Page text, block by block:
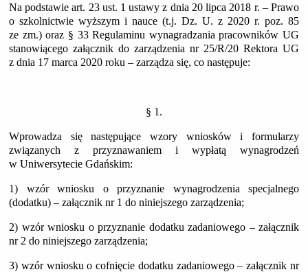
Na podstawie art. 23 ust. 1 ustawy z dnia 20 lipca 2018 r. – Prawo
o szkolnictwie wyższym i nauce (t.j. Dz. U. z 2020 r. poz. 85
ze zm.) oraz § 33 Regulaminu wynagradzania pracowników UG
stanowiącego załącznik do zarządzenia nr 25/R/20 Rektora UG
z dnia 17 marca 2020 roku – zarządza się, co następuje:
§ 1.
Wprowadza się następujące wzory wniosków i formularzy
związanych z przyznawaniem i wypłatą wynagrodzeń
w Uniwersytecie Gdańskim:
1) wzór wniosku o przyznanie wynagrodzenia specjalnego
(dodatku) – załącznik nr 1 do niniejszego zarządzenia;
2) wzór wniosku o przyznanie dodatku zadaniowego – załącznik
nr 2 do niniejszego zarządzenia;
3) wzór wniosku o cofnięcie dodatku zadaniowego – załącznik nr